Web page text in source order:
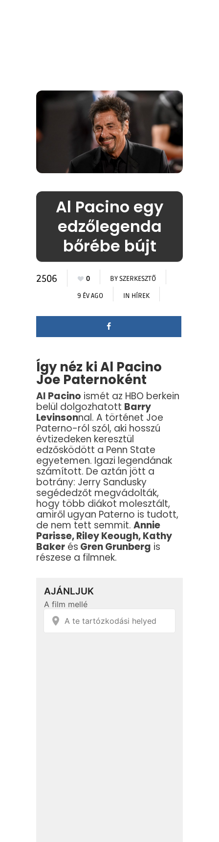
Al Pacino egy
edzőlegenda
bőrébe bújt
2506 0 BYSZERKESZTŐ
9 ÉV AGO IN HÍREK
Így néz ki Al Pacino
Joe Paternoként
Al Pacino ismét az HBO berkein
belül dolgozhatott Barry
Levinsonnal. A történet Joe
Paterno-ról szól, aki hosszú
évtizedeken keresztül
edzősködött a Penn State
egyetemen. Igazi legendának
számított. De aztán jött a
botrány: Jerry Sandusky
segédedzőt megvádolták,
hogy több diákot molesztált,
amiről ugyan Paterno is tudott,
de nem tett semmit. Annie
Parisse, Riley Keough, Kathy
Baker és Gren Grunberg is
részese a filmnek.